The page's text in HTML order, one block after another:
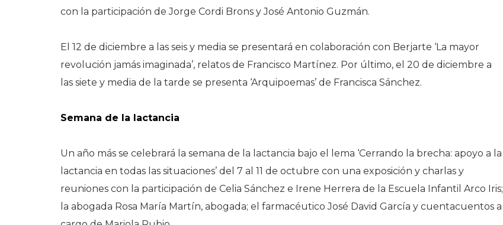
con la participación de Jorge Cordi Brons y José Antonio Guzmán.
El 12 de diciembre a las seis y media se presentará en colaboración con Berjarte ‘La mayor
revolución jamás imaginada’, relatos de Francisco Martínez. Por último, el 20 de diciembre a
las siete y media de la tarde se presenta ‘Arquipoemas’ de Francisca Sánchez.
Semana de la lactancia
Un año más se celebrará la semana de la lactancia bajo el lema ‘Cerrando la brecha: apoyo a la
lactancia en todas las situaciones’ del 7 al 11 de octubre con una exposición y charlas y
reuniones con la participación de Celia Sánchez e Irene Herrera de la Escuela Infantil Arco Iris;
la abogada Rosa María Martín, abogada; el farmacéutico José David García y cuentacuentos a